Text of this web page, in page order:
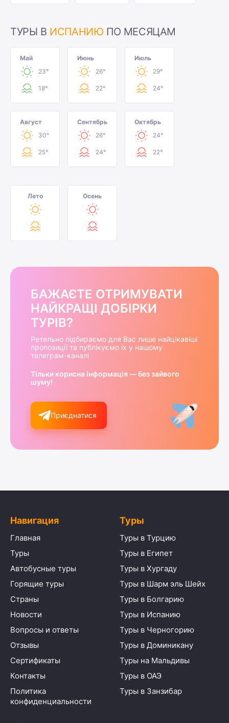
ТУРЫ В ИСПАНИЮ ПО МЕСЯЦАМ
Май
23°
18°
Июнь
26°
22°
Июль
29°
24°
Август
30°
25°
Сентябрь
26°
24°
Октябрь
24°
22°
Лето Осень
БАЖАЄТЕ ОТРИМУВАТИ
НАЙКРАЩІ ДОБІРКИ
ТУРІВ?
Ретельно підбираємо для Вас лише найцікавіші
пропозиції та публікуємо їх у нашому
телеграм-каналі
Тільки корисна інформація — без зайвого
шуму!
Приєднатися
Навигация
Главная
Туры
Автобусные туры
Горящие туры
Страны
Новости
Вопросы и ответы
Отзывы
Сертификаты
Контакты
Политика
конфиденциальности
Туры
Туры в Турцию
Туры в Египет
Туры в Хургаду
Туры в Шарм эль Шейх
Туры в Болгарию
Туры в Испанию
Туры в Черногорию
Туры в Доминикану
Туры на Мальдивы
Туры в ОАЭ
Туры в Занзибар